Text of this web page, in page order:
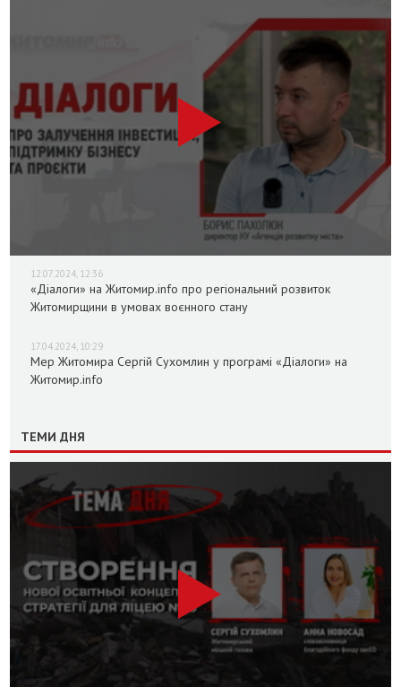
12.07.2024, 12:36
«Діалоги» на Житомир.info про регіональний розвиток
Житомирщини в умовах воєнного стану
17.04.2024, 10:29
Мер Житомира Сергій Сухомлин у програмі «Діалоги» на
Житомир.info
ТЕМИ ДНЯ